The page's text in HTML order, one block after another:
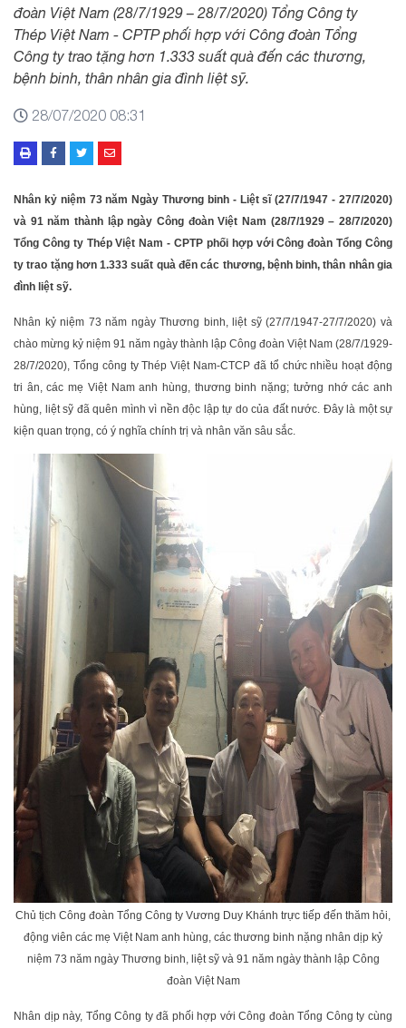
đoàn Việt Nam (28/7/1929 – 28/7/2020) Tổng Công ty
Thép Việt Nam - CPTP phối hợp với Công đoàn Tổng
Công ty trao tặng hơn 1.333 suất quà đến các thương,
bệnh binh, thân nhân gia đình liệt sỹ.
28/07/2020 08:31
Nhân kỷ niệm 73 năm Ngày Thương binh - Liệt sĩ (27/7/1947 - 27/7/2020)
và 91 năm thành lập ngày Công đoàn Việt Nam (28/7/1929 – 28/7/2020)
Tổng Công ty Thép Việt Nam - CPTP phối hợp với Công đoàn Tổng Công
ty trao tặng hơn 1.333 suất quà đến các thương, bệnh binh, thân nhân gia
đình liệt sỹ.
Nhân kỷ niệm 73 năm ngày Thương binh, liệt sỹ (27/7/1947-27/7/2020) và
chào mừng kỷ niệm 91 năm ngày thành lập Công đoàn Việt Nam (28/7/1929-
28/7/2020), Tổng công ty Thép Việt Nam-CTCP đã tổ chức nhiều hoạt động
tri ân, các mẹ Việt Nam anh hùng, thương binh nặng; tưởng nhớ các anh
hùng, liệt sỹ đã quên mình vì nền độc lập tự do của đất nước. Đây là một sự
kiện quan trọng, có ý nghĩa chính trị và nhân văn sâu sắc.
Chủ tịch Công đoàn Tổng Công ty Vương Duy Khánh trực tiếp đến thăm hỏi,
động viên các mẹ Việt Nam anh hùng, các thương binh nặng nhân dịp kỷ
niệm 73 năm ngày Thương binh, liệt sỹ và 91 năm ngày thành lập Công
đoàn Việt Nam
Nhân dịp này, Tổng Công ty đã phối hợp với Công đoàn Tổng Công ty cùng